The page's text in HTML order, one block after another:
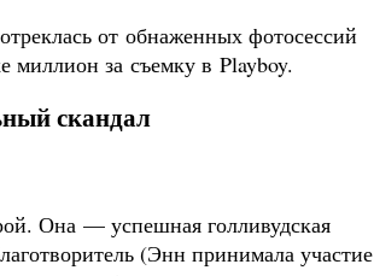
от обнаженных фотосессий
миллион за съемку в Playboy.
скандал
Она — успешная голливудская
(Энн принимала участие